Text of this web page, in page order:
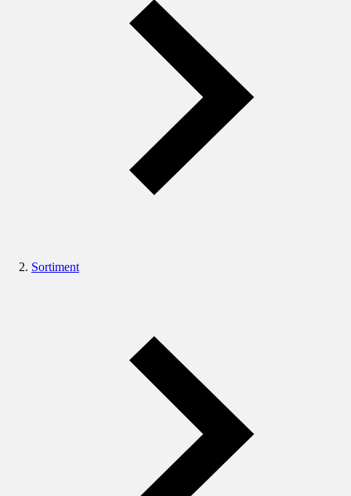
Sortiment